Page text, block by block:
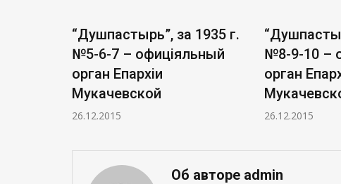
за 1935 г.
7 – офиціяльный
Епархіи
“Душпастырь”, за 1935 г.
№8-9-10 – офиціяльный
орган Епархіи
Об авторе admin